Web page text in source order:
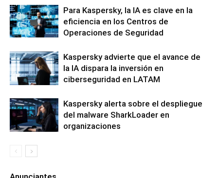
Para Kaspersky, la IA es clave en la
eficiencia en los Centros de
Operaciones de Seguridad
Kaspersky advierte que el avance de
la IA dispara la inversión en
ciberseguridad en LATAM
Kaspersky alerta sobre el despliegue
del malware SharkLoader en
organizaciones